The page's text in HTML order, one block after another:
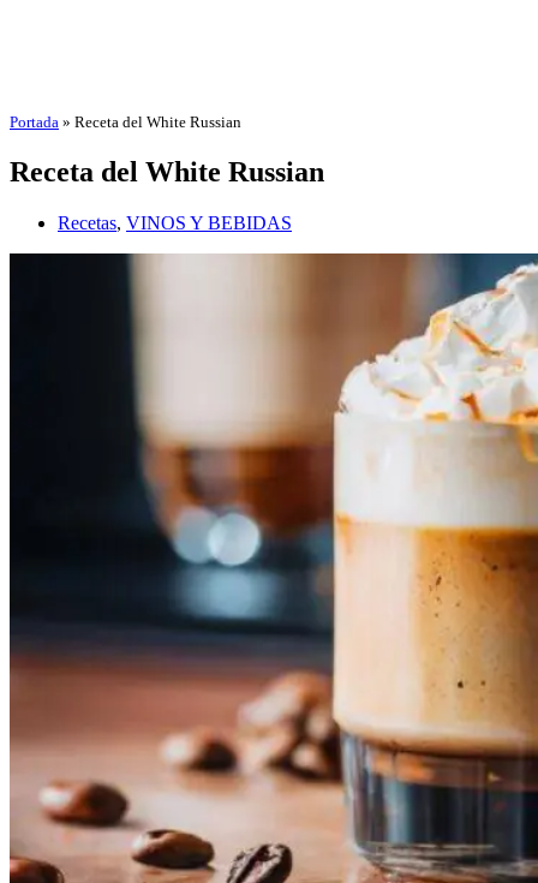
Portada » Receta del White Russian
Receta del White Russian
Recetas, VINOS Y BEBIDAS